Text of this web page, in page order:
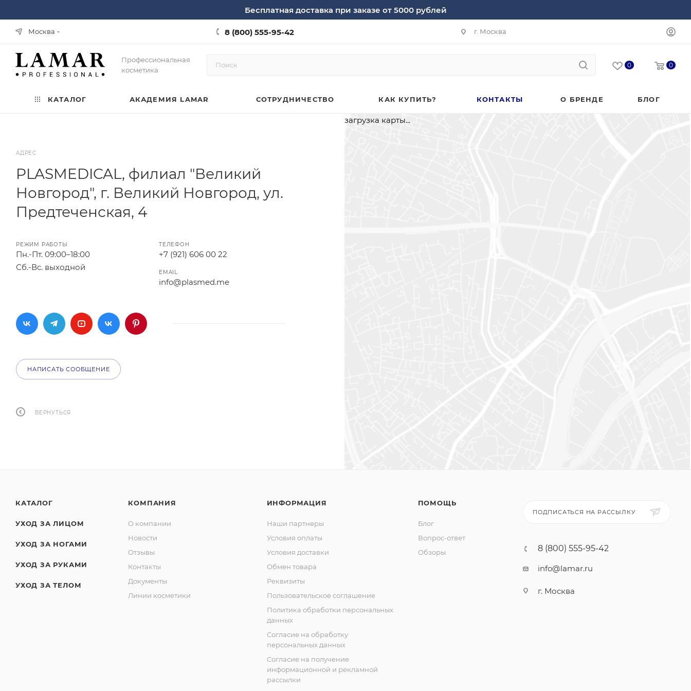
Бесплатная доставка при заказе от 5000 рублей
Москва 8 (800) 555-95-42 г. Москва
Профессиональная
косметика
0 0
КАТАЛОГ АКАДЕМИЯ LAMAR СОТРУДНИЧЕСТВО КАК КУПИТЬ? КОНТАКТЫ О БРЕНДЕ БЛОГ
АДРЕС
PLASMEDICAL, филиал "Великий
Новгород", г. Великий Новгород, ул.
Предтеченская, 4
РЕЖИМ РАБОТЫ
Пн.-Пт. 09:00–18:00
Сб.-Вс. выходной
ТЕЛЕФОН
+7 (921) 606 00 22
EMAIL
info@plasmed.me
НАПИСАТЬ СООБЩЕНИЕ
ВЕРНУТЬСЯ
загрузка карты...
КАТАЛОГ
УХОД ЗА ЛИЦОМ
УХОД ЗА НОГАМИ
УХОД ЗА РУКАМИ
УХОД ЗА ТЕЛОМ
КОМПАНИЯ
О компании
Новости
Отзывы
Контакты
Документы
Линии косметики
ИНФОРМАЦИЯ
Наши партнеры
Условия оплаты
Условия доставки
Обмен товара
Реквизиты
Пользовательское соглашение
Политика обработки персональных
данных
Согласие на обработку
персональных данных
Согласие на получение
информационной и рекламной
рассылки
ПОМОЩЬ
Блог
Вопрос-ответ
Обзоры
ПОДПИСАТЬСЯ НА РАССЫЛКУ
8 (800) 555-95-42
info@lamar.ru
г. Москва